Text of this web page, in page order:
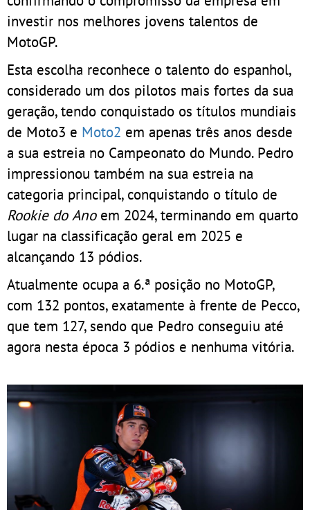
investir nos melhores jovens talentos de
MotoGP.
Esta escolha reconhece o talento do espanhol,
considerado um dos pilotos mais fortes da sua
geração, tendo conquistado os títulos mundiais
de Moto3 e Moto2 em apenas três anos desde
a sua estreia no Campeonato do Mundo. Pedro
impressionou também na sua estreia na
categoria principal, conquistando o título de
Rookie do Anoem 2024, terminando em quarto
lugar na classificação geral em 2025 e
alcançando 13 pódios.
Atualmente ocupa a 6.ª posição no MotoGP,
com 132 pontos, exatamente à frente de Pecco,
que tem 127, sendo que Pedro conseguiu até
agora nesta época 3 pódios e nenhuma vitória.